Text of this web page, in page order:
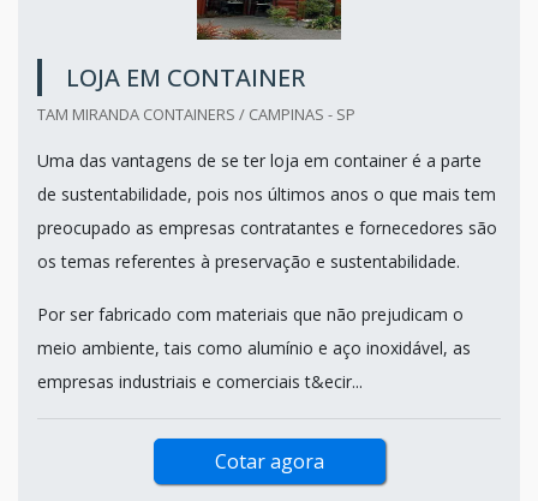
LOJA EM CONTAINER
TAM MIRANDA CONTAINERS / CAMPINAS - SP
Uma das vantagens de se ter loja em container é a parte
de sustentabilidade, pois nos últimos anos o que mais tem
preocupado as empresas contratantes e fornecedores são
os temas referentes à preservação e sustentabilidade.
Por ser fabricado com materiais que não prejudicam o
meio ambiente, tais como alumínio e aço inoxidável, as
empresas industriais e comerciais t&ecir...
Cotar agora